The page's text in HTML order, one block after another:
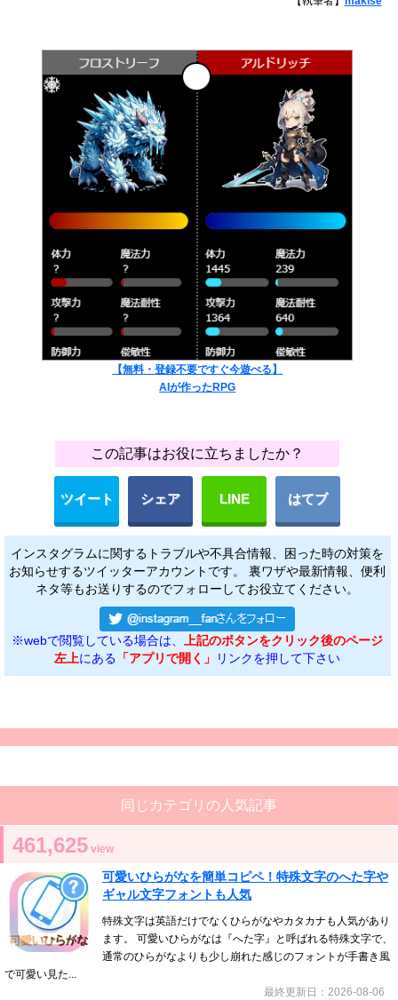
【無料・登録不要ですぐ今遊べる】
AIが作ったRPG
この記事はお役に立ちましたか？
ツイート シェア LINE はてブ
インスタグラムに関するトラブルや不具合情報、困った時の対策を
お知らせするツイッターアカウントです。 裏ワザや最新情報、便利
ネタ等もお送りするのでフォローしてお役立てください。
※webで閲覧している場合は、
上記のボタンをクリック後のページ
左上にある 「アプリで開く」 リンクを押して下さい
同じカテゴリの人気記事
461,625 view
可愛いひらがなを簡単コピペ！特殊文字のへた字や
ギャル文字フォントも人気
特殊文字は英語だけでなくひらがなやカタカナも人気があり
ます。 可愛いひらがなは『へた字』と呼ばれる特殊文字で、
通常のひらがなよりも少し崩れた感じのフォントが手書き風
で可愛い見た...
最終更新日：2026-08-06